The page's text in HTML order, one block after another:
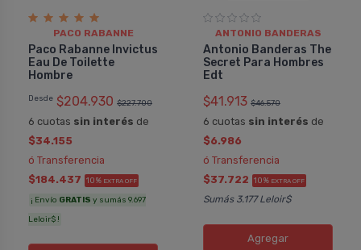
PACO RABANNE
Paco Rabanne Invictus
Eau De Toilette
Hombre
Desde $204.930 $227.700
6 cuotas sin interés de
$34.155
ó Transferencia
$184.437 10% EXTRA OFF
¡ Envío GRATIS y sumás 9.697
Leloir$ !
ANTONIO BANDERAS
Antonio Banderas The
Secret Para Hombres
Edt
$41.913 $46.570
6 cuotas sin interés de
$6.986
ó Transferencia
$37.722 10% EXTRA OFF
Sumás 3.177 Leloir$
Agregar